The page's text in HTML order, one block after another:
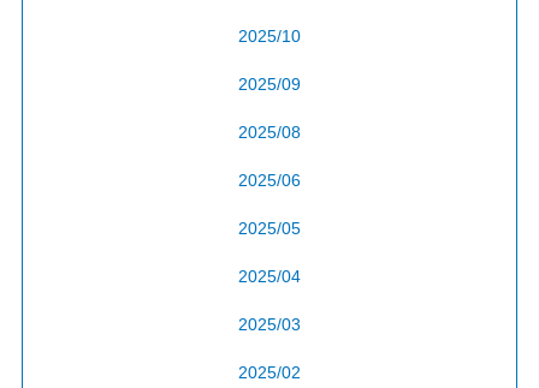
2025/10
2025/09
2025/08
2025/06
2025/05
2025/04
2025/03
2025/02